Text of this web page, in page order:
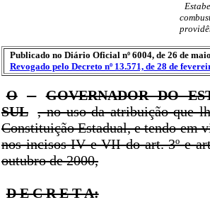
Publicado no Diário Oficial nº 6004, de 26 de
Revogado pelo Decreto nº 13.571, de 28 de
O
GOVERNADOR DO
SUL
, no uso da atribuição que
Constituição Estadual, e tendo em
nos incisos IV e VII do art. 3º e
outubro de 2000,
D E C R E T A: